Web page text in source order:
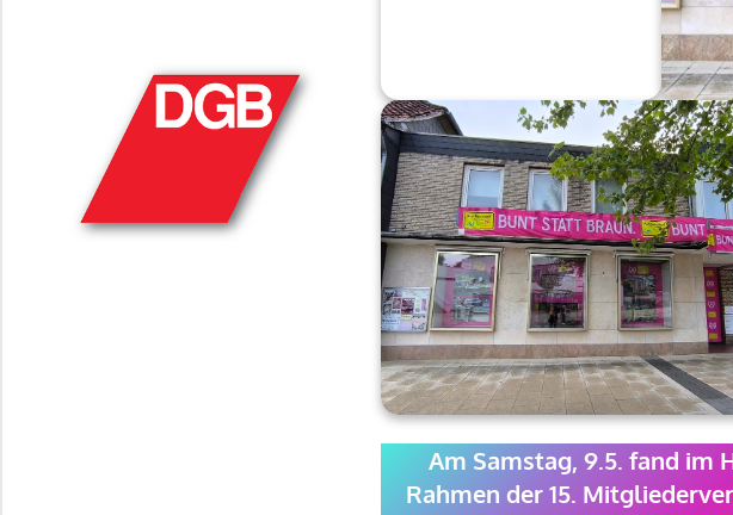
Am Samstag, 9.5. fand im
Rahmen der 15.